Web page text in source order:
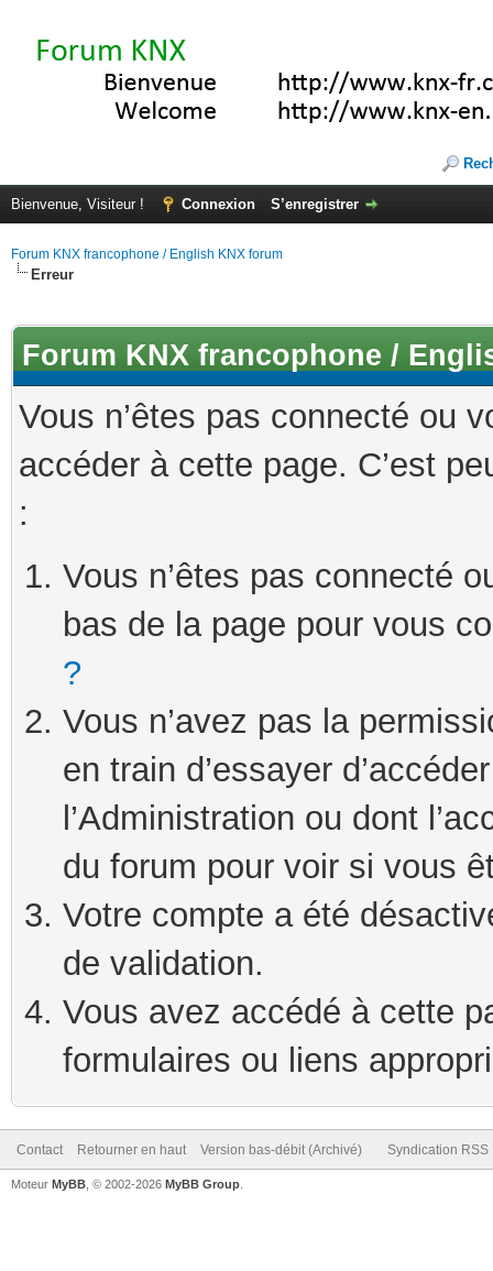
Bienvenue, Visiteur ! Connexion S’enregistrer
Forum KNX francophone / English KNX forum
Erreur
Forum KNX francophone /
Vous n’êtes pas connecté ou
accéder à cette page. C’est
:
Vous n’êtes pas connecté
bas de la page pour vous
?
Vous n’avez pas la
en train d’essayer
l’Administration ou dont
du forum pour voir si vous
Votre compte a été
de validation.
Vous avez accédé à cette
formulaires ou liens
Contact Retourner en haut Version bas-débit (Archivé) Syndication RSS
Moteur MyBB , © 2002-2026 MyBB Group